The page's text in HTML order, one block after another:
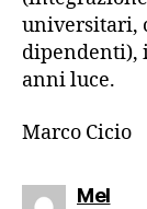
universitari,
dipendenti),
anni luce.
Marco Cicio
Meldice: